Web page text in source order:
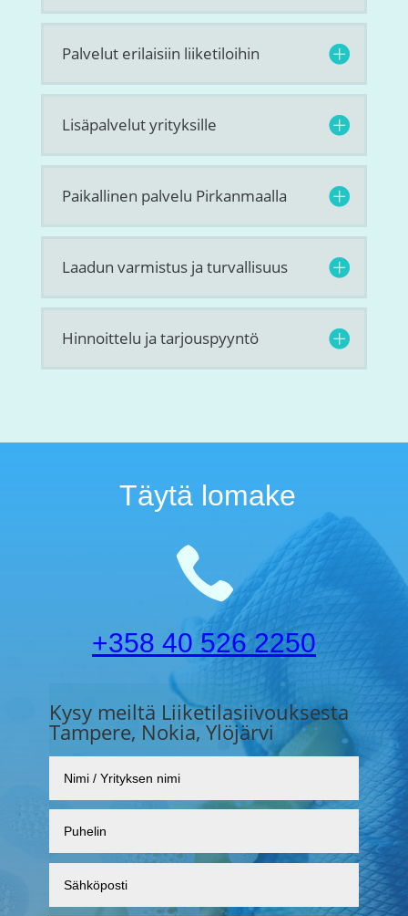
Palvelut erilaisiin liiketiloihin
Lisäpalvelut yrityksille
Paikallinen palvelu Pirkanmaalla
Laadun varmistus ja turvallisuus
Hinnoittelu ja tarjouspyyntö
Täytä lomake

+358 40 526 2250
Kysy meiltä Liiketilasiivouksesta
Tampere, Nokia, Ylöjärvi